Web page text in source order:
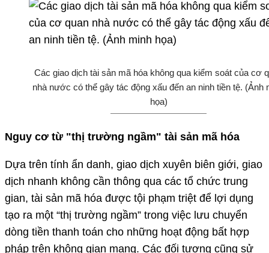
Các giao dịch tài sản mã hóa không qua kiểm soát của cơ
nhà nước có thể gây tác động xấu đến an ninh tiền tệ. (Ảnh
họa)
Nguy cơ từ "thị trường ngầm" tài sản mã hóa
Dựa trên tính ẩn danh, giao dịch xuyên biên giới, giao
dịch nhanh không cần thông qua các tổ chức trung
gian, tài sản mã hóa được tội phạm triệt để lợi dụng
tạo ra một “thị trường ngầm” trong việc lưu chuyển
dòng tiền thanh toán cho những hoạt động bất hợp
pháp trên không gian mạng. Các đối tượng cũng sử